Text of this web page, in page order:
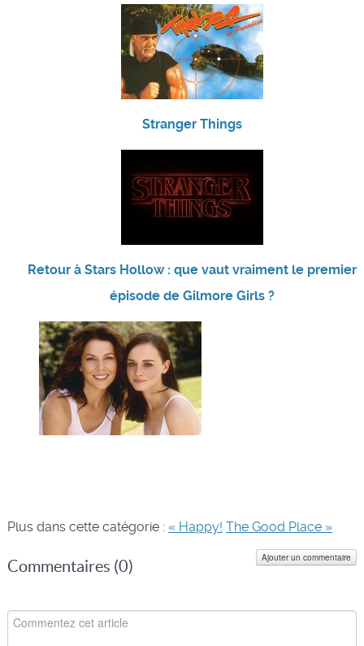
Stranger Things
Retour à Stars Hollow : que vaut vraiment le premier
épisode de Gilmore Girls ?
Plus dans cette catégorie : « Happy! The Good Place »
Commentaires (0)
Ajouter un commentaire